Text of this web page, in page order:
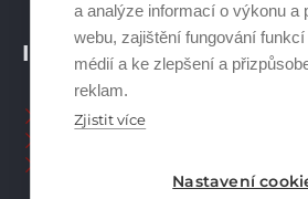
a analýze informací o výkonu a
webu, zajištění fungování
médií a ke zlepšení a
reklam.
Zjistit více
Nastavení
INFORMACE
Naši pracovníci CZ